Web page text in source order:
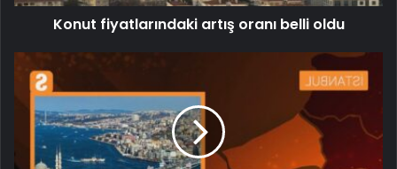
Konut fiyatlarındaki artış oranı belli oldu